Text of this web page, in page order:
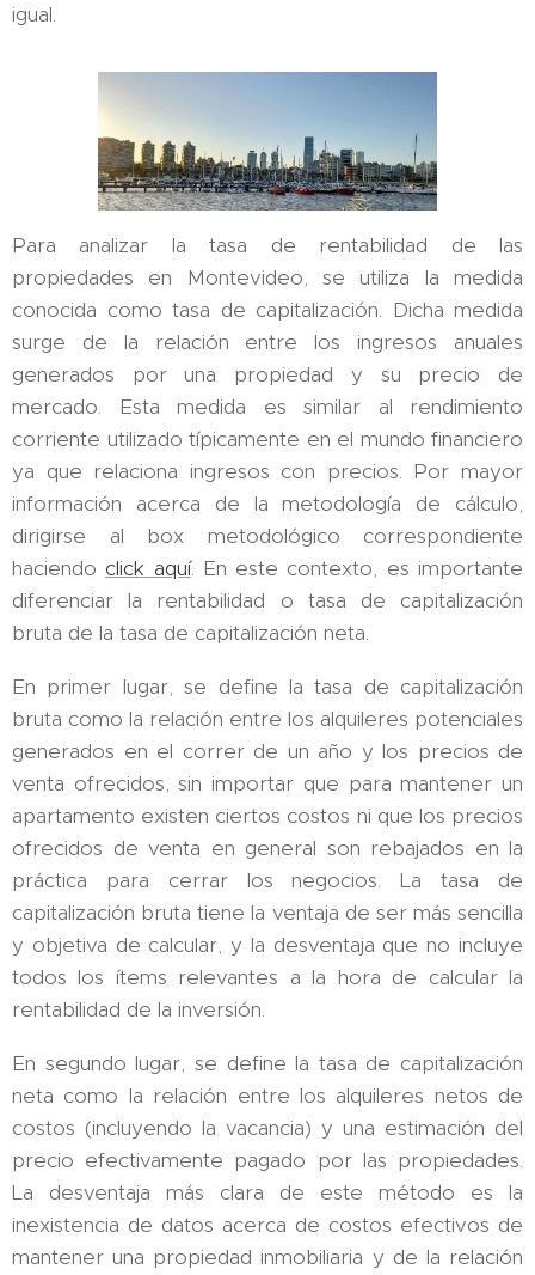
igual.
Para analizar la tasa de rentabilidad de las
propiedades en Montevideo, se utiliza la medida
conocida como tasa de capitalización. Dicha medida
surge de la relación entre los ingresos anuales
generados por una propiedad y su precio de
mercado. Esta medida es similar al rendimiento
corriente utilizado típicamente en el mundo financiero
ya que relaciona ingresos con precios. Por mayor
información acerca de la metodología de cálculo,
dirigirse al box metodológico correspondiente
haciendoclick aquí. En este contexto, es importante
diferenciar la rentabilidad o tasa de capitalización
bruta de la tasa de capitalización neta.
En primer lugar, se define la tasa de capitalización
bruta como la relación entre los alquileres potenciales
generados en el correr de un año y los precios de
venta ofrecidos, sin importar que para mantener un
apartamento existen ciertos costos ni que los precios
ofrecidos de venta en general son rebajados en la
práctica para cerrar los negocios. La tasa de
capitalización bruta tiene la ventaja de ser más sencilla
y objetiva de calcular, y la desventaja que no incluye
todos los ítems relevantes a la hora de calcular la
rentabilidad de la inversión.
En segundo lugar, se define la tasa de capitalización
neta como la relación entre los alquileres netos de
costos (incluyendo la vacancia) y una estimación del
precio efectivamente pagado por las propiedades.
La desventaja más clara de este método es la
inexistencia de datos acerca de costos efectivos de
mantener una propiedad inmobiliaria y de la relación